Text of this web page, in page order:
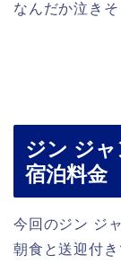
なんだか泣き
ジン ジ
宿泊料金
今回のジン ジ
朝食と送迎付